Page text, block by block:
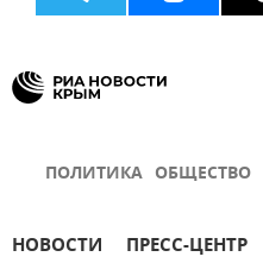
ПОЛИТИКА ОБЩЕСТВО
НОВОСТИ ПРЕСС-ЦЕНТР